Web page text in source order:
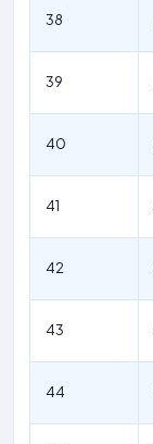
38
39
40
41
42
43
44